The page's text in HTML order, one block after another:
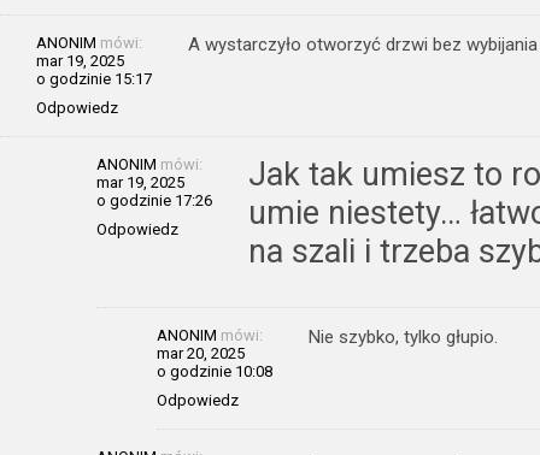
ANONIM mówi:
mar 19, 2025
o godzinie 15:17
Odpowiedz
A wystarczyło otworzyć drzwi bez
ANONIM mówi:
mar 19, 2025
o godzinie 17:26
Odpowiedz
Jak tak umiesz to
umie niestety…
na szali i trzeba
ANONIM mówi:
mar 20, 2025
o godzinie 10:08
Odpowiedz
Nie szybko, tylko głupio.